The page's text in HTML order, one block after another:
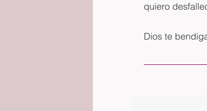
quiero
Dios te